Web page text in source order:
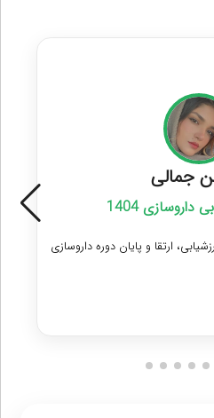
جمالی
ارتقا و پایان دوره داروسازی